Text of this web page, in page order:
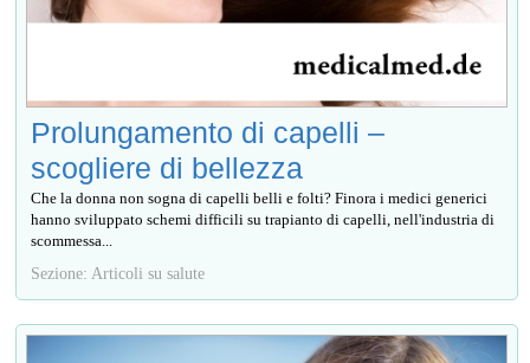
Prolungamento di capelli –
scogliere di bellezza
Che la donna non sogna di capelli belli e folti? Finora i medici generici
hanno sviluppato schemi difficili su trapianto di capelli, nell'industria di
scommessa...
Sezione: Articoli su salute